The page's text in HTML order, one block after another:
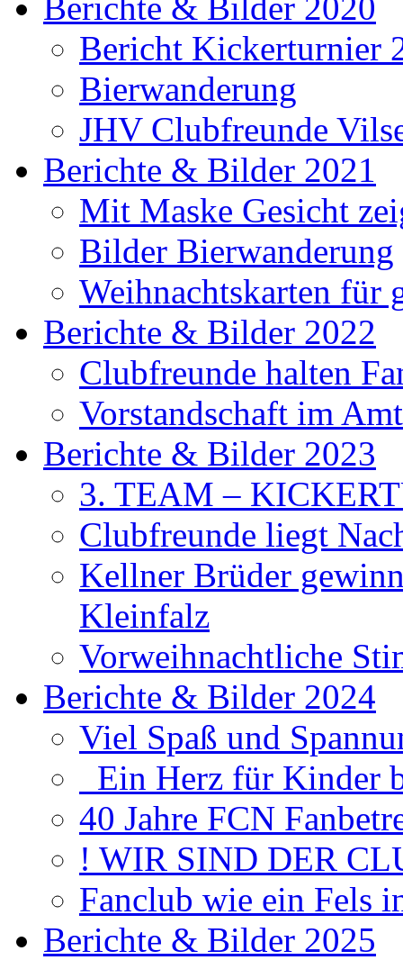
Bericht Kickerturnier
Bierwanderung
JHV Clubfreunde
Berichte & Bilder 2021
Mit Maske Gesicht
Bilder Bierwanderung
Weihnachtskarten für
Berichte & Bilder 2022
Clubfreunde halten
Vorstandschaft im
Berichte & Bilder 2023
3. TEAM –
Clubfreunde liegt
Kellner Brüder
Kleinfalz
Vorweihnachtliche
Berichte & Bilder 2024
Viel Spaß und
Ein Herz für Kinder
40 Jahre FCN
! WIR SIND DER
Fanclub wie ein Fels
Berichte & Bilder 2025